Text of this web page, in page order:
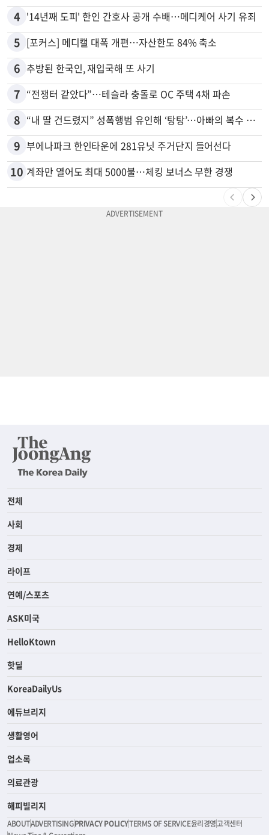
4 '14년째 도피' 한인 간호사 공개 수배…메디케어 사기 유죄
5 [포커스] 메디캘 대폭 개편…자산한도 84% 축소
6 추방된 한국인, 재입국해 또 사기
7 “전쟁터 같았다”…테슬라 충돌로 OC 주택 4채 파손
8 “내 딸 건드렸지” 성폭행범 유인해 ‘탕탕’…아빠의 복수 결말
9 부에나파크 한인타운에 281유닛 주거단지 들어선다
10 계좌만 열어도 최대 5000불…체킹 보너스 무한 경쟁
전체
사회
경제
라이프
연예/스포츠
ASK미국
HelloKtown
핫딜
KoreaDailyUs
에듀브리지
생활영어
업소록
의료관광
해피빌리지
ABOUTADVERTISINGPRIVACY POLICYTERMS OF SERVICE윤리경영고객센터